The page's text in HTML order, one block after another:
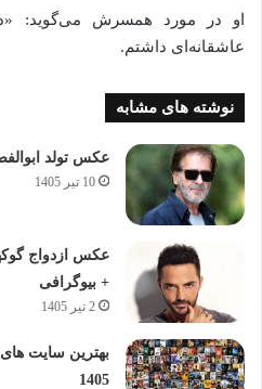
او در مورد همسرش می‌گوید:
عاشقانه‌ای داشتم.
نوشته های مشابه
عکس تولد ابوالفضل
10 تیر 1405
عکس ازدواج
+ بیوگرافی
2 تیر 1405
بهترین سایت
1405